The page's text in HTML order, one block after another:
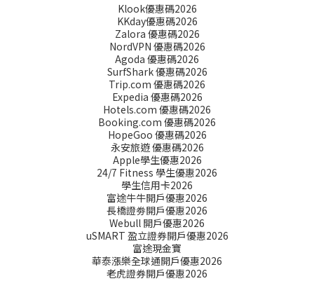
Klook優惠碼2026
KKday優惠碼2026
Zalora 優惠碼2026
NordVPN 優惠碼2026
Agoda 優惠碼2026
SurfShark 優惠碼2026
Trip.com 優惠碼2026
Expedia 優惠碼2026
Hotels.com 優惠碼2026
Booking.com 優惠碼2026
HopeGoo 優惠碼2026
永安旅遊 優惠碼2026
Apple學生優惠2026
24/7 Fitness 學生優惠2026
學生信用卡2026
富途牛牛開戶優惠2026
長橋證劵開戶優惠2026
Webull 開戶優惠2026
uSMART 盈立證券開戶優惠2026
富途現金寶
華泰漲樂全球通開戶優惠2026
老虎證券開戶優惠2026